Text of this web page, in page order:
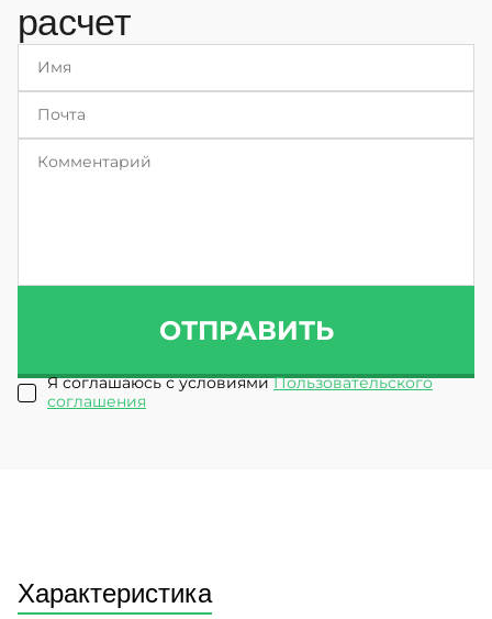
расчет
ОТПРАВИТЬ
Я соглашаюсь с условиямиПользовательского
соглашения
Характеристика